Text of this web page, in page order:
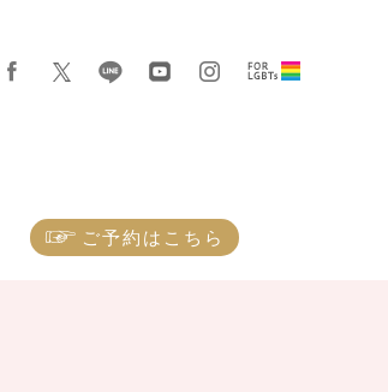
ご予約はこちら